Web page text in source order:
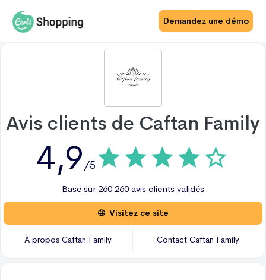
Demandez une démo
Avis clients de Caftan Family
4,9 /5
Basé sur 260 260 avis clients validés
Visitez ce site
À propos Caftan Family Contact Caftan Family